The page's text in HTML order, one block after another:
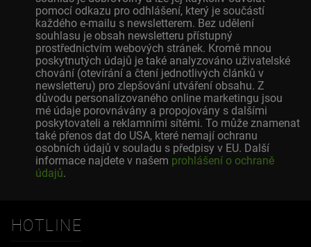
pomocí odkazu pro odhlášení, který je součástí
každého e-mailu s newsletterem. Bez udělení
souhlasu je obsah newsletteru přístupný
prostřednictvím webových stránek. Kromě mnou
poskytnutých údajů je také analyzováno uživatelské
chování (otevírání a čtení jednotlivých článků v
newsletteru) pro zlepšování utváření obsahu. Z
důvodu personalizovaného online marketingu jsou
mé údaje porovnávány a propojovány s dalšími
poskytovateli a reklamními sítěmi. To může znamenat
také přenos dat do USA, které nemají ochranu
osobních údajů v souladu s předpisy v EU. Další
informace najdete v našem prohlášení o ochraně
údajů.
HOTLINE